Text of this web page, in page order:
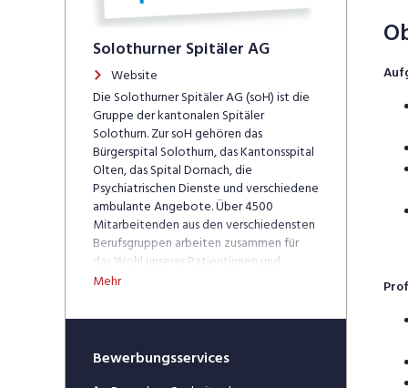
Solothurner Spitäler AG
Website
Die Solothurner Spitäler AG (soH) ist die
Gruppe der kantonalen Spitäler
Solothurn. Zur soH gehören das
Bürgerspital Solothurn, das Kantonsspital
Olten, das Spital Dornach, die
Psychiatrischen Dienste und verschiedene
ambulante Angebote. Über 4500
Mitarbeitenden aus den verschiedensten
Berufsgruppen arbeiten zusammen für
das Wohl unserer Patientinnen und
Patienten. Einziger Eigentümer der
zurzeit der Kanton Solothurn. Unsere
Bürgerspital Solothurn
Kantonsspital Olten
Mehr
Bewerbungsservices